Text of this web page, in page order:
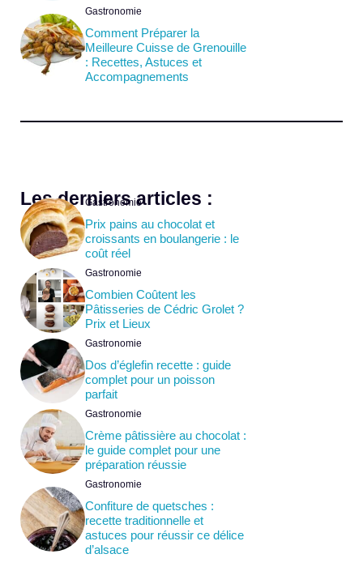
Gastronomie
Comment Préparer la
Meilleure Cuisse de Grenouille
: Recettes, Astuces et
Accompagnements
Les derniers articles :
Gastronomie
Prix pains au chocolat et
croissants en boulangerie : le
coût réel
Gastronomie
Combien Coûtent les
Pâtisseries de Cédric Grolet ?
Prix et Lieux
Gastronomie
Dos d’églefin recette : guide
complet pour un poisson
parfait
Gastronomie
Crème pâtissière au chocolat :
le guide complet pour une
préparation réussie
Gastronomie
Confiture de quetsches :
recette traditionnelle et
astuces pour réussir ce délice
d’alsace